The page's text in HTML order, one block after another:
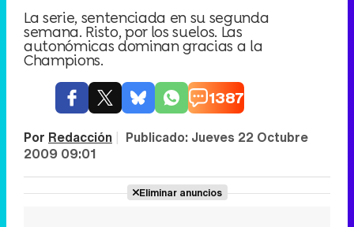
La serie, sentenciada en su segunda
semana. Risto, por los suelos. Las
autonómicas dominan gracias a la
Champions.
1387
Por Redacción | Publicado: Jueves 22 Octubre
2009 09:01
Eliminar anuncios